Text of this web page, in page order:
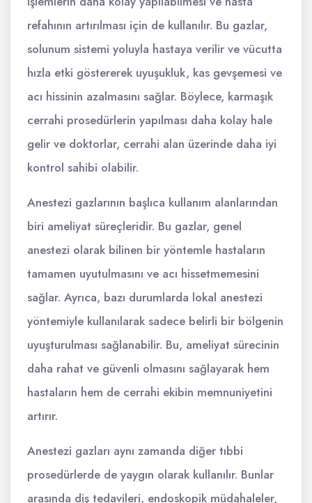
refahının artırılması için de kullanılır. Bu gazlar,
solunum sistemi yoluyla hastaya verilir ve vücutta
hızla etki göstererek uyuşukluk, kas gevşemesi ve
acı hissinin azalmasını sağlar. Böylece, karmaşık
cerrahi prosedürlerin yapılması daha kolay hale
gelir ve doktorlar, cerrahi alan üzerinde daha iyi
kontrol sahibi olabilir.
Anestezi gazlarının başlıca kullanım alanlarından
biri ameliyat süreçleridir. Bu gazlar, genel
anestezi olarak bilinen bir yöntemle hastaların
tamamen uyutulmasını ve acı hissetmemesini
sağlar. Ayrıca, bazı durumlarda lokal anestezi
yöntemiyle kullanılarak sadece belirli bir bölgenin
uyuşturulması sağlanabilir. Bu, ameliyat sürecinin
daha rahat ve güvenli olmasını sağlayarak hem
hastaların hem de cerrahi ekibin memnuniyetini
artırır.
Anestezi gazları aynı zamanda diğer tıbbi
prosedürlerde de yaygın olarak kullanılır. Bunlar
arasında diş tedavileri, endoskopik müdahaleler,